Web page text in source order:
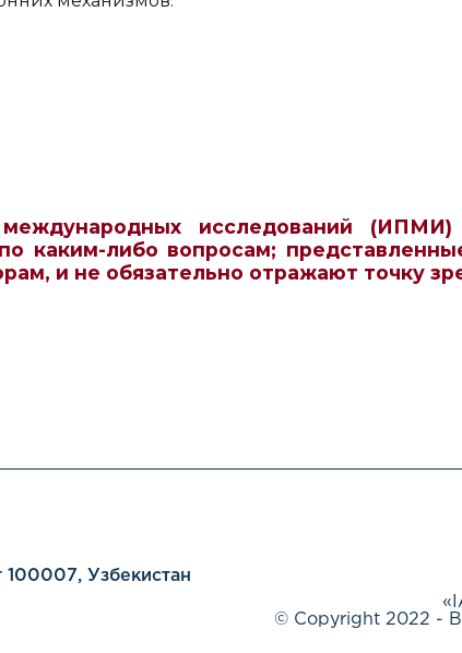
исследований
каким-либо вопросам;
и не обязательно отражают точку
100007, Узбекистан
© Copyright 2022 -